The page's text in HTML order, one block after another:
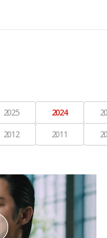
2025 2024
2012 2011